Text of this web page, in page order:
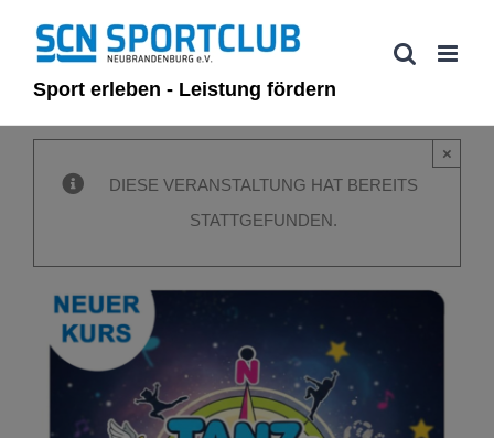
Inhalt
springenSport erleben - Leistung fördern
DIESE VERANSTALTUNG HAT BEREITS
STATTGEFUNDEN.
×